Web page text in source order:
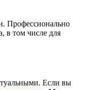
Профессионально
в том числе для
Если вы